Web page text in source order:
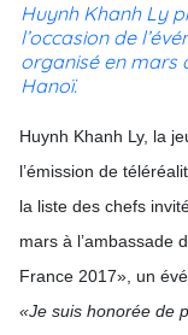
Huynh Khanh Ly
l’occasion de
organisé en mars
Hanoï.
Huynh Khanh Ly, la
l’émission de
la liste des chefs
mars à l’ambassade
France 2017», un
«Je suis honorée de